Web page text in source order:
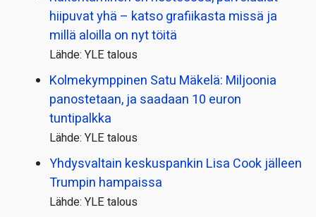
hiipuvat yhä – katso grafiikasta missä ja
millä aloilla on nyt töitä
Lähde: YLE talous
Kolmekymppinen Satu Mäkelä: Miljoonia
panostetaan, ja saadaan 10 euron
tuntipalkka
Lähde: YLE talous
Yhdysvaltain keskuspankin Lisa Cook jälleen
Trumpin hampaissa
Lähde: YLE talous